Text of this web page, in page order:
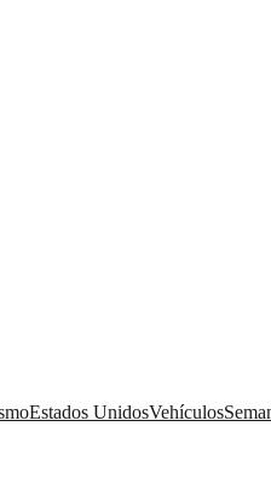
Estados UnidosVehículos